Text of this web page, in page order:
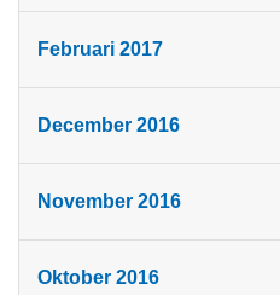
Februari 2017
December 2016
November 2016
Oktober 2016